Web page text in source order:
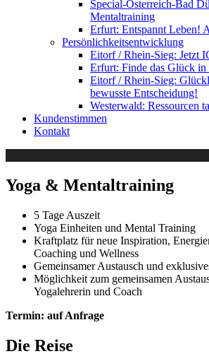
Special-Österreich-Bad
Mentaltraining
Erfurt: Entspannt Leben!
Persönlichkeitsentwicklung
Eitorf / Rhein-Sieg: Jetzt
Erfurt: Finde das Glück
Eitorf / Rhein-Sieg:
bewusste Entscheidung!
Westerwald: Ressourcen
Kundenstimmen
Kontakt
Yoga & Mentaltraining
5 Tage Auszeit
Yoga Einheiten und Mental Training
Kraftplatz für neue Inspiration,
Coaching und Wellness
Gemeinsamer Austausch und
Möglichkeit zum gemeinsamen
Yogalehrerin und Coach
Termin: auf Anfrage
Die Reise